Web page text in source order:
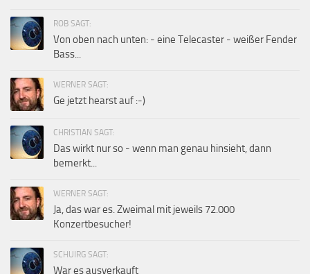
ROB SAGT:
Von oben nach unten: - eine Telecaster - weißer Fender
Bass...
WERNER SAGT:
Ge jetzt hearst auf :-)
CHRISTIAN SAGT:
Das wirkt nur so - wenn man genau hinsieht, dann
bemerkt...
WERNER SAGT:
Ja, das war es. Zweimal mit jeweils 72.000
Konzertbesucher!
SCHUIRG SAGT:
War es ausverkauft